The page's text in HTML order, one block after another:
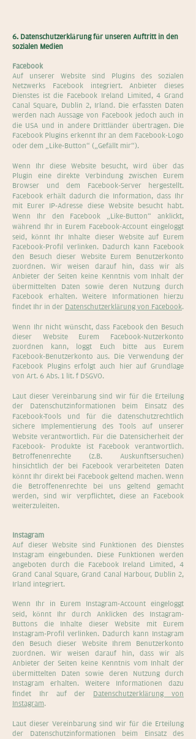
6. Datenschutzerklärung für unseren Auftritt in den
sozialen Medien
Facebook
Auf unserer Website sind Plugins des sozialen
Netzwerks Facebook integriert. Anbieter dieses
Dienstes ist die Facebook Ireland Limited, 4 Grand
Canal Square, Dublin 2, Irland. Die erfassten Daten
werden nach Aussage von Facebook jedoch auch in
die USA und in andere Drittländer übertragen. Die
Facebook Plugins erkennt Ihr an dem Facebook-Logo
oder dem „Like-Button“ („Gefällt mir“).
Wenn Ihr diese Website besucht, wird über das
Plugin eine direkte Verbindung zwischen Eurem
Browser und dem Facebook-Server hergestellt.
Facebook erhält dadurch die Information, dass Ihr
mit Eurer IP-Adresse diese Website besucht habt.
Wenn Ihr den Facebook „Like-Button“ anklickt,
während Ihr in Eurem Facebook-Account eingeloggt
seid, könnt Ihr Inhalte dieser Website auf Eurem
Facebook-Profil verlinken. Dadurch kann Facebook
den Besuch dieser Website Eurem Benutzerkonto
zuordnen. Wir weisen darauf hin, dass wir als
Anbieter der Seiten keine Kenntnis vom Inhalt der
übermittelten Daten sowie deren Nutzung durch
Facebook erhalten. Weitere Informationen hierzu
findet Ihr in der Datenschutzerklärung von Facebook.
Wenn Ihr nicht wünscht, dass Facebook den Besuch
dieser Website Eurem Facebook-Nutzerkonto
zuordnen kann, loggt Euch bitte aus Eurem
Facebook-Benutzerkonto aus. Die Verwendung der
Facebook Plugins erfolgt auch hier auf Grundlage
von Art. 6 Abs. 1 lit. f DSGVO.
Laut dieser Vereinbarung sind wir für die Erteilung
der Datenschutzinformationen beim Einsatz des
Facebook-Tools und für die datenschutzrechtlich
sichere Implementierung des Tools auf unserer
Website verantwortlich. Für die Datensicherheit der
Facebook- Produkte ist Facebook verantwortlich.
Betroffenenrechte (z.B. Auskunftsersuchen)
hinsichtlich der bei Facebook verarbeiteten Daten
könnt Ihr direkt bei Facebook geltend machen. Wenn
die Betroffenenrechte bei uns geltend gemacht
werden, sind wir verpflichtet, diese an Facebook
weiterzuleiten.
Instagram
Auf dieser Website sind Funktionen des Dienstes
Instagram eingebunden. Diese Funktionen werden
angeboten durch die Facebook Ireland Limited, 4
Grand Canal Square, Grand Canal Harbour, Dublin 2,
Irland integriert.
Wenn Ihr in Eurem Instagram-Account eingeloggt
seid, könnt Ihr durch Anklicken des Instagram-
Buttons die Inhalte dieser Website mit Eurem
Instagram-Profil verlinken. Dadurch kann Instagram
den Besuch dieser Website Ihrem Benutzerkonto
zuordnen. Wir weisen darauf hin, dass wir als
Anbieter der Seiten keine Kenntnis vom Inhalt der
übermittelten Daten sowie deren Nutzung durch
Instagram erhalten. Weitere Informationen dazu
findet Ihr auf der Datenschutzerklärung von
Instagram.
Laut dieser Vereinbarung sind wir für die Erteilung
der Datenschutzinformationen beim Einsatz des